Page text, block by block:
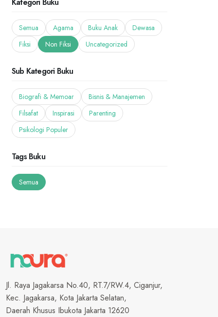
Kategori Buku
Semua Agama Buku Anak
Dewasa
Fiksi
Non Fiksi Uncategorized
Sub Kategori Buku
Biografi & Memoar
Bisnis & Manajemen
Filsafat
Inspirasi
Parenting
Psikologi Populer
Tags Buku
Semua
Jl. Raya Jagakarsa No.40, RT.7/RW.4, Ciganjur,
Kec. Jagakarsa, Kota Jakarta Selatan,
Daerah Khusus Ibukota Jakarta 12620